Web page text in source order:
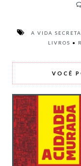
A VIDA
LIVROS •
VOCÊ